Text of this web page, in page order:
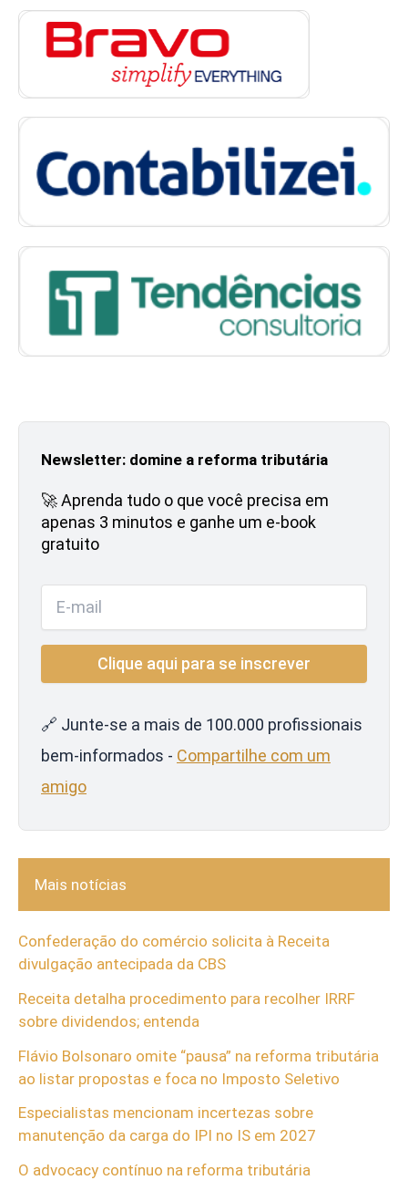
Newsletter: domine a reforma tributária
🚀 Aprenda tudo o que você precisa em
apenas 3 minutos e ganhe um e-book
gratuito
🔗 Junte-se a mais de 100.000 profissionais
bem-informados - Compartilhe com um
amigo
Mais notícias
Confederação do comércio solicita à Receita
divulgação antecipada da CBS
Receita detalha procedimento para recolher IRRF
sobre dividendos; entenda
Flávio Bolsonaro omite “pausa” na reforma tributária
ao listar propostas e foca no Imposto Seletivo
Especialistas mencionam incertezas sobre
manutenção da carga do IPI no IS em 2027
O advocacy contínuo na reforma tributária